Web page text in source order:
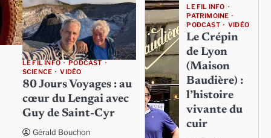
LE FIL INFO
PODCAST
SCIENCE
VIDÉO
80 Jours Voyages : au
cœur du Lengai avec
Guy de Saint-Cyr
Gérald Bouchon
LE FIL INFO
PATRIMOINE
PODCAST
VIDÉO
Le Crépin
de Lyon
(Maison
Baudière) :
l’histoire
vivante du
cuir